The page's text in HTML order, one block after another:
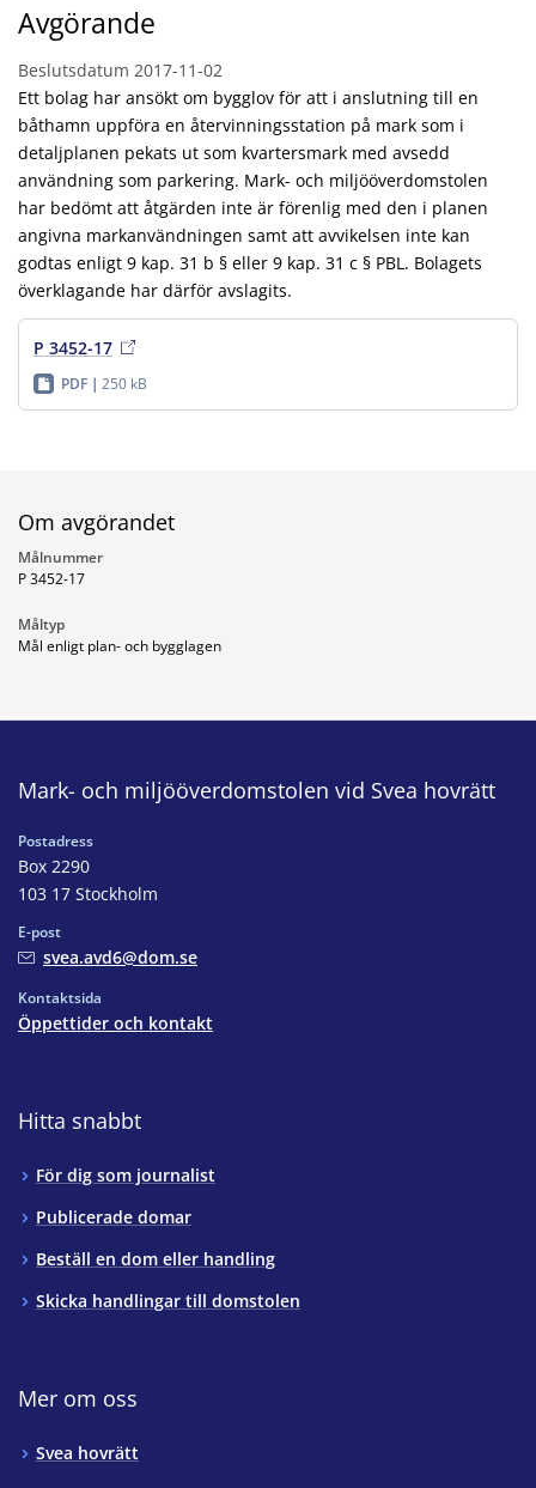
Avgörande
Beslutsdatum 2017-11-02
Ett bolag har ansökt om bygglov för att i anslutning till en
båthamn uppföra en återvinningsstation på mark som i
detaljplanen pekats ut som kvartersmark med avsedd
användning som parkering. Mark- och miljööverdomstolen
har bedömt att åtgärden inte är förenlig med den i planen
angivna markanvändningen samt att avvikelsen inte kan
godtas enligt 9 kap. 31 b § eller 9 kap. 31 c § PBL. Bolagets
överklagande har därför avslagits.
P 3452-17
PDF 250 kB
Om avgörandet
Målnummer
P 3452-17
Måltyp
Mål enligt plan- och bygglagen
Mark- och miljööverdomstolen vid Svea hovrätt
Postadress
Box 2290
103 17 Stockholm
E-post
svea.avd6@dom.se
Kontaktsida
Öppettider och kontakt
Hitta snabbt
För dig som journalist
Publicerade domar
Beställ en dom eller handling
Skicka handlingar till domstolen
Mer om oss
Svea hovrätt